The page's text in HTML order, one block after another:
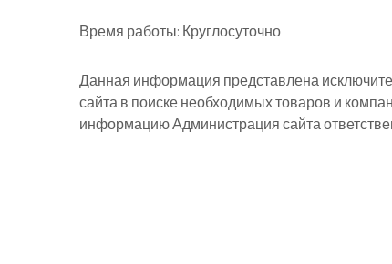
Время работы: Круглосуточно
Данная информация представлена
сайта в поиске необходимых товаров и
информацию Администрация сайта